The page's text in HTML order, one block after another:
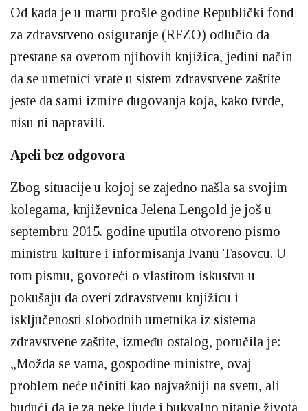
Od kada je u martu prošle godine Republički fond
za zdravstveno osiguranje (RFZO) odlučio da
prestane sa overom njihovih knjižica, jedini način
da se umetnici vrate u sistem zdravstvene zaštite
jeste da sami izmire dugovanja koja, kako tvrde,
nisu ni napravili.
Apeli bez odgovora
Zbog situacije u kojoj se zajedno našla sa svojim
kolegama, književnica Jelena Lengold je još u
septembru 2015. godine uputila otvoreno pismo
ministru kulture i informisanja Ivanu Tasovcu. U
tom pismu, govoreći o vlastitom iskustvu u
pokušaju da overi zdravstvenu knjižicu i
isključenosti slobodnih umetnika iz sistema
zdravstvene zaštite, između ostalog, poručila je:
„Možda se vama, gospodine ministre, ovaj
problem neće učiniti kao najvažniji na svetu, ali
budući da je za neke ljude i bukvalno pitanje života